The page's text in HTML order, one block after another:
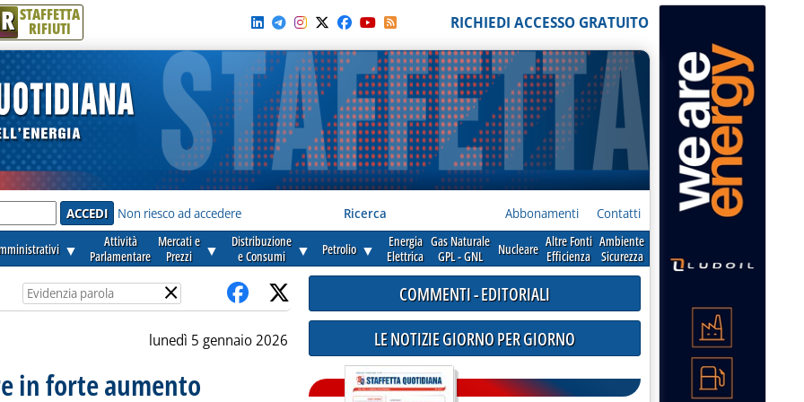
R STAFFETTA
RIFIUTI RICHIEDI ACCESSO GRATUITO
Non riesco ad accedere Ricerca Abbonamenti Contatti
▼
Attività
Parlamentare
Mercati e
Prezzi
▼
Distribuzione
e Consumi
▼ Petrolio ▼
Energia
Elettrica
Gas Naturale
GPL - GNL
Nucleare Altre Fonti
Efficienza
Ambiente
Sicurezza
×
lunedì 5 gennaio 2026
in forte aumento
COMMENTI - EDITORIALI
LE NOTIZIE GIORNO PER GIORNO